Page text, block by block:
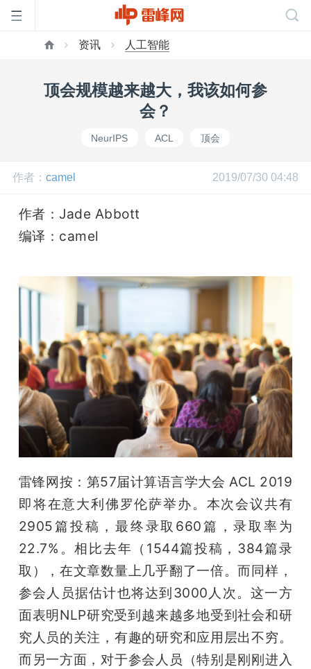
课
活
动
中
心
GAIR
专
题
资讯 人工智能
顶会规模越来越大，我该如何参
会？
NeurIPS ACL 顶会
作者： camel 2019/07/30 04:48
作者：Jade Abbott
编译：camel
雷锋网按：第57届计算语言学大会 ACL 2019
即将在意大利佛罗伦萨举办。本次会议共有
2905篇投稿，最终录取660篇，录取率为
22.7%。相比去年（1544篇投稿，384篇录
取），在文章数量上几乎翻了一倍。而同样，
参会人员据估计也将达到3000人次。这一方
面表明NLP研究受到越来越多地受到社会和研
究人员的关注，有趣的研究和应用层出不穷。
而另一方面，对于参会人员（特别是刚刚进入